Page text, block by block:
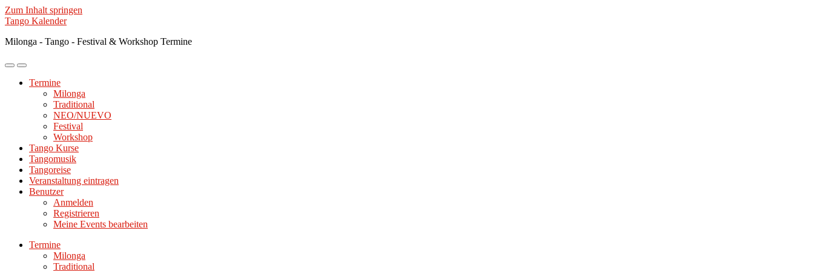
Zum Inhalt springen
Tango Kalender
Milonga - Tango - Festival & Workshop Termine
Mobile-
ein-/ausblenden
Suchfeld
ein-/ausblenden
Termine
Milonga
Traditional
NEO/NUEVO
Festival
Workshop
Tango Kurse
Tangomusik
Tangoreise
Veranstaltung eintragen
Benutzer
Anmelden
Registrieren
Meine Events bearbeiten
Termine
Milonga
Traditional